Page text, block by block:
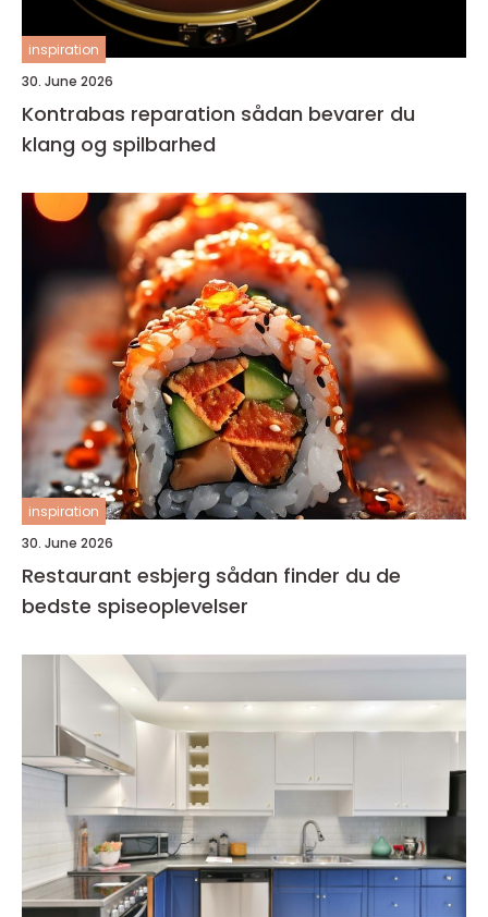
inspiration
30. June 2026
Kontrabas reparation sådan bevarer du
klang og spilbarhed
inspiration
30. June 2026
Restaurant esbjerg sådan finder du de
bedste spiseoplevelser